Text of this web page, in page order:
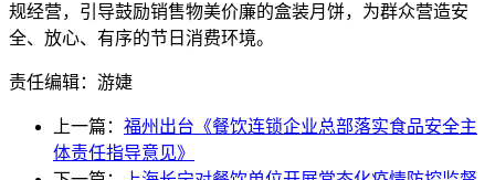
规经营，引导鼓励销售物美价廉的盒装月饼，为群众营造安
全、放心、有序的节日消费环境。
责任编辑：游婕
上一篇： 福州出台《餐饮连锁企业总部落实食品安全主
体责任指导意见》